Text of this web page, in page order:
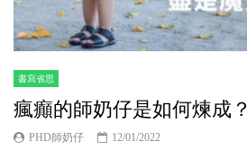
書寫省思
瘋癲的師奶仔是如何煉成？
PHD師奶仔 12/01/2022